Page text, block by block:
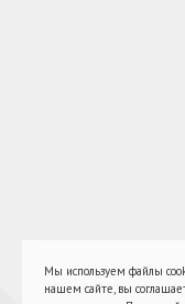
Мы используем файлы
нашем сайте, вы